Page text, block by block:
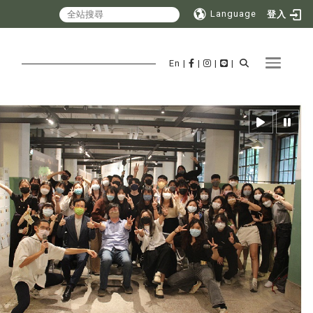
Language 登入
Toggle
En | | | |